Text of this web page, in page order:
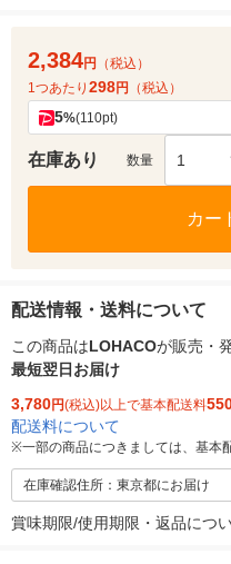
2,384円
（税込）
1つあたり 298円 （税込）
5%(110pt)
在庫あり 数量 1
カー
配送情報・送料について
この商品はLOHACOが販売・
最短翌日お届け
3,780円(税込)以上で基本配送料
配送料について
※一部の商品につきましては、基本
在庫確認住所：東京都にお届け
賞味期限/使用期限・返品につ